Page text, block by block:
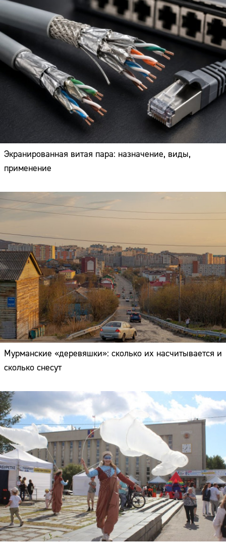
Экранированная витая пара: назначение, виды,
применение
Мурманские «деревяшки»: сколько их насчитывается и
сколько снесут